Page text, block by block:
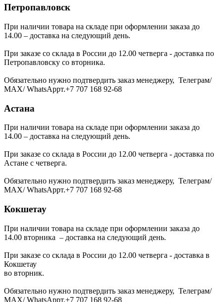
Петропавловск
При наличии товара на складе при оформлении заказа до
14.00 – доставка на следующий день.
При заказе со склада в России до 12.00 четверга - доставка по
Петропавловску со вторника.
Обязательно нужно подтвердить заказ менеджеру, Телеграм/
МАХ/ WhatsAppт.+7 707 168 92-68
Астана
При наличии товара на складе при оформлении заказа до
14.00 – доставка на следующий день.
При заказе со склада в России до 12.00 четверга - доставка по
Астане с четверга.
Обязательно нужно подтвердить заказ менеджеру, Телеграм/
МАХ/ WhatsAppт.+7 707 168 92-68
Кокшетау
При наличии товара на складе при оформлении заказа до
14.00 вторника – доставка на следующий день.
При заказе со склада в России до 12.00 четверга - доставка в
Кокшетау
во вторник.
Обязательно нужно подтвердить заказ менеджеру, Телеграм/
МАХ/ WhatsAppт.+7 707 168 92-68